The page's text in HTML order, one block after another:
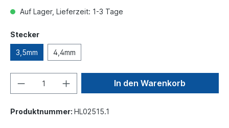
Auf Lager, Lieferzeit: 1-3 Tage
Stecker
3,5mm 4,4mm
In den Warenkorb
Produktnummer: HL02515.1